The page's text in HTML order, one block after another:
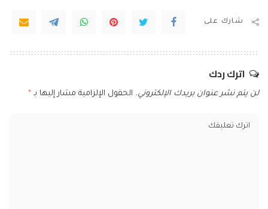
شارك على
اترك ردك
لن يتم نشر عنوان بريدك الإلكتروني. الحقول الإلزامية مشار إليها بـ *